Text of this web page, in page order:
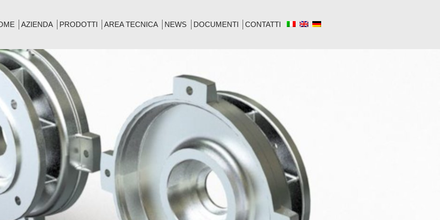
AZIENDA PRODOTTI AREA TECNICA NEWS DOCUMENTI CONTATTI